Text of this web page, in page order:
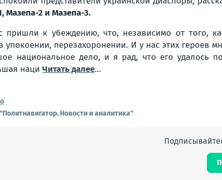
Мазепа-2 и Мазепа-3.
пришли к убеждению, что, независимо от того,
упокоении, перезахоронении. И у нас этих
национальное дело, и я рад, что его удалось
наци Читать далее…
Новости и аналитика"